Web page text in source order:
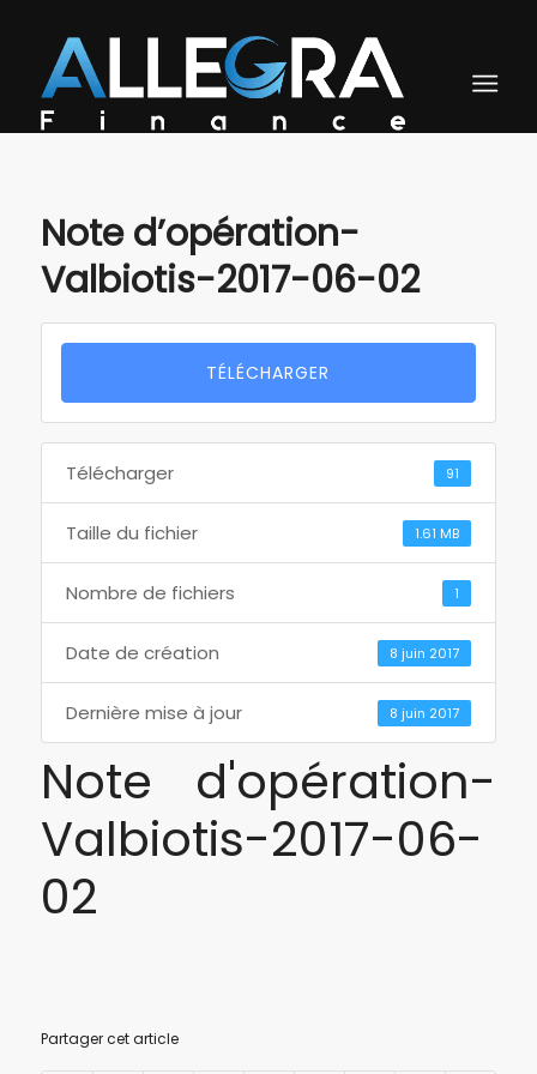
Note d’opération-
Valbiotis-2017-06-02
TÉLÉCHARGER
Télécharger 91
Taille du fichier 1.61 MB
Nombre de fichiers 1
Date de création 8 juin 2017
Dernière mise à jour 8 juin 2017
Note d'opération-
Valbiotis-2017-06-
02
Partager cet article